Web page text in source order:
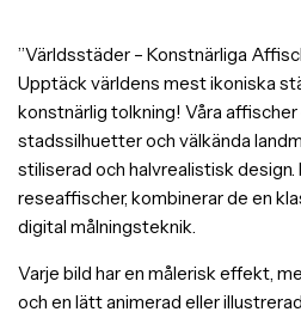
”Världsstäder – Konstnärliga
Upptäck världens mest ikoniska
konstnärlig tolkning! Våra
stadssilhuetter och välkända
stiliserad och halvrealistisk
reseaffischer, kombinerar de en
digital målningsteknik.
Varje bild har en målerisk effekt,
och en lätt animerad eller